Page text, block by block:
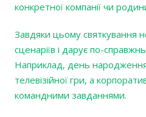
конкретної компанії чи
Завдяки цьому святкування
сценаріїв і дарує по-
Наприклад, день
телевізійної гри, а
командними завданнями.